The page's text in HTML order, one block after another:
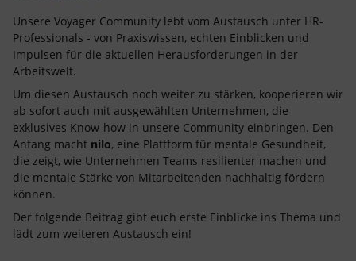
Unsere Voyager Community lebt vom Austausch unter HR-
Professionals - von Praxiswissen, echten Einblicken und
Impulsen für die aktuellen Herausforderungen in der
Arbeitswelt.
Um diesen Austausch noch weiter zu stärken, kooperieren wir
ab sofort auch mit ausgewählten Unternehmen, die
exklusives Know-how in unsere Community einbringen. Den
Anfang macht nilo, eine Plattform für mentale Gesundheit,
die zeigt, wie Unternehmen Teams resilienter machen und
die mentale Stärke von Mitarbeitenden nachhaltig fördern
können.
Der folgende Beitrag gibt euch erste Einblicke ins Thema und
lädt zum weiteren Austausch ein!